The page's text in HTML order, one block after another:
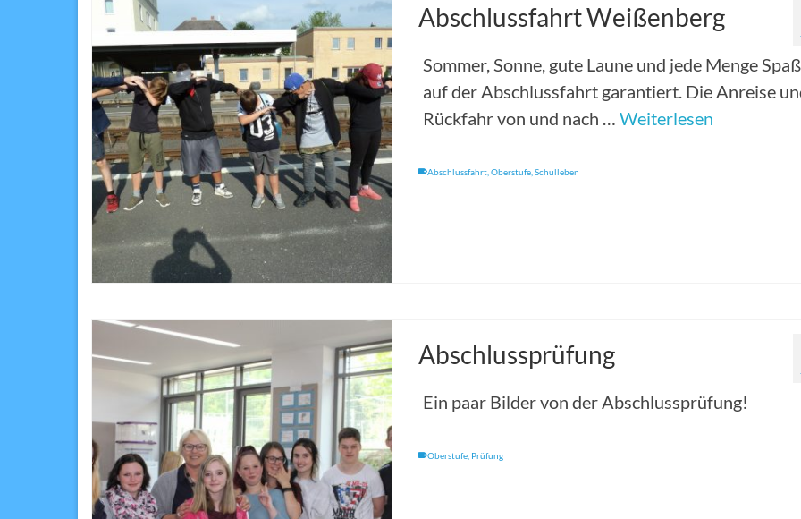
Abschlussfahrt Weißenberg
Sommer, Sonne, gute Laune und jede Menge
auf der Abschlussfahrt garantiert. Die Anreise
Rückfahr von und nach … Weiterlesen
Abschlussfahrt, Oberstufe, Schulleben
Abschlussprüfung
Ein paar Bilder von der Abschlussprüfung!
Oberstufe, Prüfung